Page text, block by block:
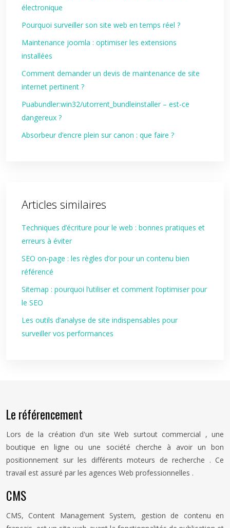
électronique
Pourquoi surveiller son site web en temps réel ?
Maintenance joomla : optimiser les extensions
installées
Comment demander un devis de maintenance de site
internet pertinent ?
Puabundler:win32/utorrent_bundleinstaller – est‑ce
dangereux ?
Absorbeur d’encre plein sur canon : que faire ?
Articles similaires
Techniques d’écriture pour le web : bonnes pratiques et
erreurs à éviter
SEO on-page : les règles d’or pour un contenu bien
référencé
Sitemap : pourquoi l’utiliser et comment l’optimiser pour
le SEO
Les outils d’analyse de site indispensables pour
surveiller vos performances
Le référencement
Lors de la création d'un site Web surtout commercial , une
boutique en ligne ou une société cherche à avoir un bon
positionnement sur les différents moteurs de recherche . Ce
travail est assuré par les agences Web professionnelles .
CMS
CMS, Content Management System, gestion de contenu en